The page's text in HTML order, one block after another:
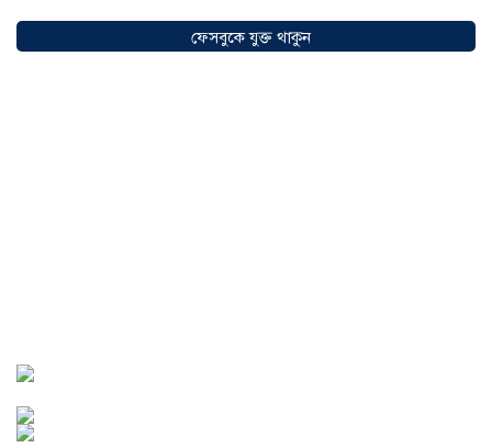
অগ্রযাত্রায় নতুন অধ্যায়, উদ্বোধন হলো ‘শিফা
মোহাম্মদিয়া ফিশারিজ’
০৫ আগস্ট ২০২৬
ফেসবুকে যুক্ত থাকুন